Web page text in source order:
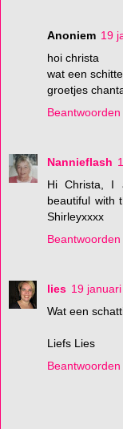
Anoniem 19
hoi christa
wat een
groetjes
Beantwoorden
Nannieflash
Hi Christa, I
beautiful with
Shirleyxxxx
Beantwoorden
lies 19
Wat een
Liefs Lies
Beantwoorden